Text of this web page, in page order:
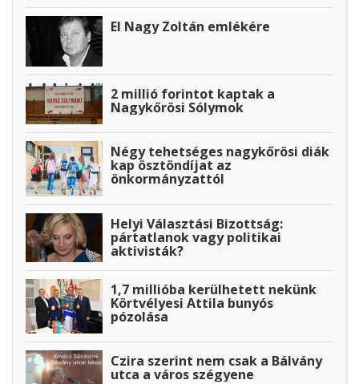
El Nagy Zoltán emlékére
2 millió forintot kaptak a
Nagykőrösi Sólymok
Négy tehetséges nagykőrösi diák
kap ösztöndíjat az
önkormányzattól
Helyi Választási Bizottság:
pártatlanok vagy politikai
aktivisták?
1,7 millióba kerülhetett nekünk
Körtvélyesi Attila bunyós
pózolása
Czira szerint nem csak a Bálvány
utca a város szégyene